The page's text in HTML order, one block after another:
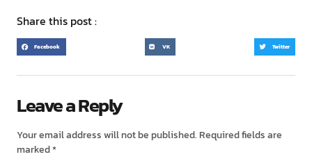
Share this post :
Facebook VK Twitter
Leave a Reply
Your email address will not be published. Required fields are
marked*